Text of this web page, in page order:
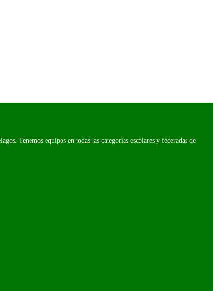
Tenemos equipos en todas las categorías escolares y federadas de